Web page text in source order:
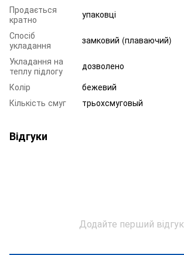
Продається
кратно
упаковці
Спосіб
укладання
замковий (плаваючий)
Укладання на
теплу підлогу
дозволено
Колір
бежевий
Кількість смуг
трьохсмуговый
Відгуки
Додайте перший відгук